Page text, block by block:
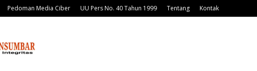
Pedoman Media Ciber UU Pers No. 40 Tahun 1999 Tentang Kontak